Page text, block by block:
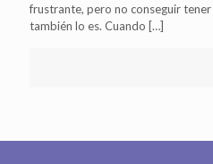
frustrante, pero no conseguir
también lo es. Cuando […]